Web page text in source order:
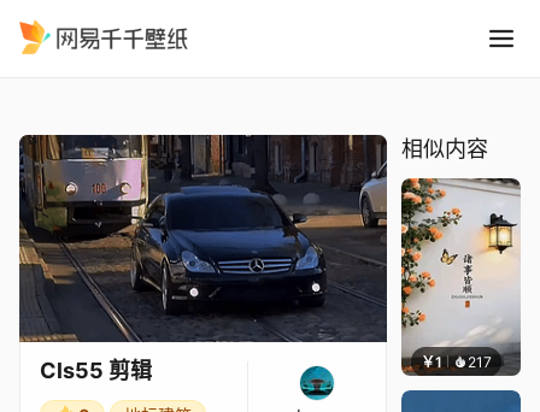
Cls55 剪辑
相似内容
￥1 217 渔小小